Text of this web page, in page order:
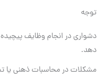
توجه
دشواری در انجام وظایف پیچیده
دهد.
مشکلات در محاسبات ذهنی یا